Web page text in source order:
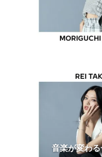
音楽が変わ